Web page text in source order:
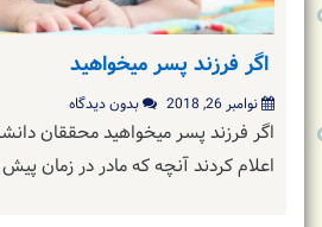
اگر فرزند پسر میخواهید
نوامبر 26, 2018 بدون دیدگاه
اگر فرزند پسر میخواهید محققان
اعلام کردند آنچه که مادر در زمان پیش